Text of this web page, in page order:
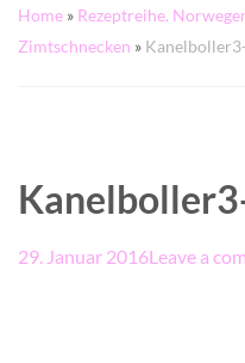
Home » Rezeptreihe.
Zimtschnecken »
29. Januar 2016Leave a